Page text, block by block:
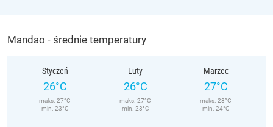
Mandao - średnie temperatury
Styczeń
26°C
maks. 27°C
min. 23°C
Luty
26°C
maks. 27°C
min. 23°C
Marzec
27°C
maks. 28°C
min. 24°C